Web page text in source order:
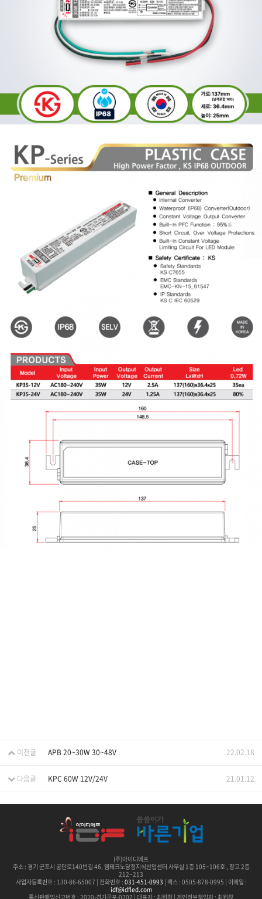
이전글 APB 20~30W 30~48V 22.02.18
다음글 KPC 60W 12V/24V 21.01.12
(주)아이디에프
주소 : 경기 군포시 공단로140번길 46, 엠테크노당정지식산업센터 사무실 1층 105~106호 , 창고 2층
212~213
사업자등록번호 : 130-86-65007 | 전화번호 : 031-451-0993 | 팩스 : 0505-878-0995 | 이메일 :
idf@idfled.com
통신판매업신고번호 : 2020-경기군포-0207 | 대표자 : 최원창 | 개인정보책임자 : 최원창